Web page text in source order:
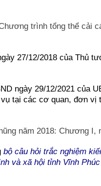
trình tổng thể cải
27/12/2018 của Thủ
ngày 29/12/2021 của
tại các cơ quan, đơn vị
năm 2018: Chương I,
bộ câu hỏi trắc nghiệm
và xã hội tỉnh Vĩnh